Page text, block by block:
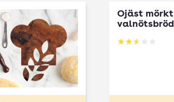
Ojäst mörkt
valnötsbröd
Betyg: 2.6 av 5